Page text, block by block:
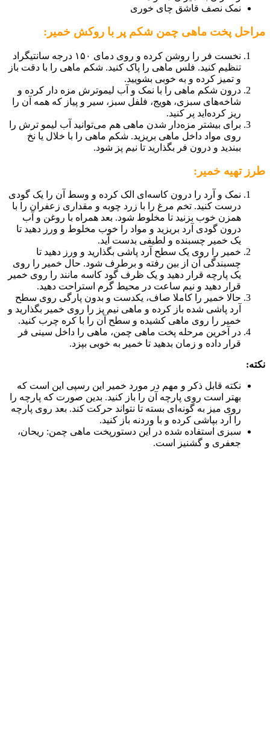
نمک نصف قاشق چای خوری
مراحل پخت ماهی چمن شکم پر با روکش خمیر:
نخست فر را روشن کرده و روی دمای ۱۵۰ درجه سانتیگراد
تنظیم کنید. فلس ماهی را پاک کنید. شکم ماهی را با دقت باز
و تمیز کرده و به خوبی بشویید.
درون شکم ماهی را با نمک و آب لیموترش مزه دار کرده و
شاخه‌های سبزی، هویج، فلفل سبز، سیر و پیاز که همه آن را
ریز کرده‌اید پر کنید.
برای بیشتر مزه‌دار شدن ماهی هم می‌توانید آب لیمو ترش را
روی مواد داخل ماهی بریزید. شکم ماهی را با خلال یا نخ
ببندید و درون فر بگذارید تا نیم پز شود.
طرز تهیه خمیر:
نمک و آرد را درون کاسه‌ای الک کرده و وسط آن را یک گودی
درست کنید. تخم مرغ را با زرد چوبه و مقداری زعفران را با
همزن خوب بزنید تا مخلوط شود. بعد همراه با روغن و آب
درون گودی آرد بریزید و مواد را خوب مخلوط و ورز دهید تا
یک خمیر چسبنده و لطیفی بدست آید.
خمیر را روی یک سطح آرد پاشی بگذارید و ورز دهید تا
چسبندگی آن از بین رفته و برطرف شود. حال خمیر را روی
یک پارچه قرار دهید و یک ظرف گود کاسه مانند را روی خمیر
قرار دهید و نیم ساعت در محیط گرم استراحت دهید.
حالا خمیر را کاملا صاف، یکدست و بدون پارگی روی سطح
آرد پاشی شده باز کرده و ماهی نیم پز را روی خمیر بگذارید و
خمیر را روی ماهی کشیده و سطح آن را با کره چرب کنید.
در آخرین مرحله پخت ماهی چمن، ماهی را داخل سینی فر
قرار داده و زمان بدهید تا خمیر به خوبی بپزد.
نکته:
نکته قابل ذکر و مهم در مورد خمیر این رسپی این است که
بهتر است روی پارچه آن را باز کنید. بدین صورت که پارچه را
روی میز به گونه‌ای بسته تا نتواند حرکت کند. بعد روی پارچه
را آرد بپاشی کرده و با وردنه باز کنید.
سبزی استفاده شده در این دستورپخت ماهی چمن: ریحان،
جعفری و گشنیز است.